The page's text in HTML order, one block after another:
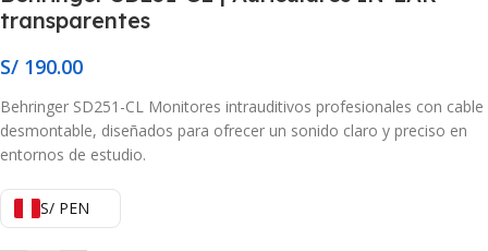
transparentes
S/ 190.00
Behringer SD251-CL Monitores intrauditivos profesionales con cable
desmontable, diseñados para ofrecer un sonido claro y preciso en
entornos de estudio.
S/ PEN